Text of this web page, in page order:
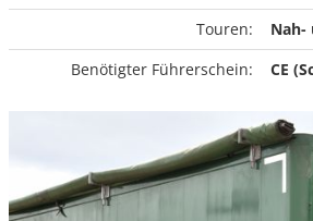
Touren:
Nah-
Benötigter Führerschein:
CE